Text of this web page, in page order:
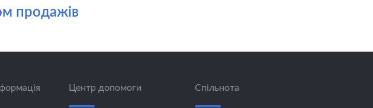
продажів
Центр допомоги Спільнота